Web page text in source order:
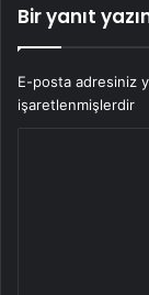
Bir yanıt
E-posta adresiniz
işaretlenmişlerdir